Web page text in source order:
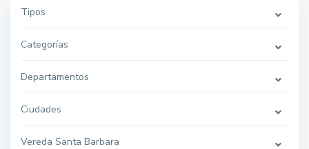
Tipos
Categorías
Departamentos
Ciudades
Vereda Santa Barbara